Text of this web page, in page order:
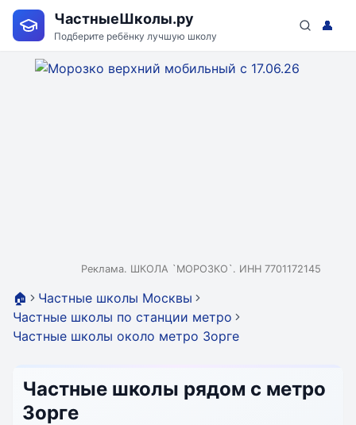
ЧастныеШколы.ру
Подберите ребёнку лучшую школу
👤
Реклама. ШКОЛА `МОРОЗКО`. ИНН 7701172145
🏠
Частные школы Москвы
Частные школы по станции метро
Частные школы около метро Зорге
Частные школы рядом с метро
Зорге